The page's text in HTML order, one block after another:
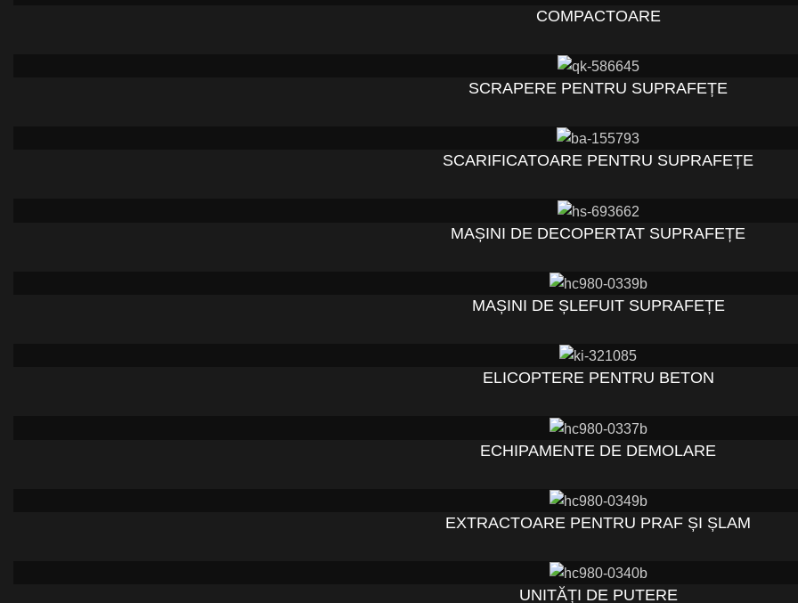
COMPACTOARE
SCRAPERE PENTRU SUPRAFEȚE
SCARIFICATOARE PENTRU SUPRAFEȚE
MAȘINI DE DECOPERTAT SUPRAFEȚE
MAȘINI DE ȘLEFUIT SUPRAFEȚE
ELICOPTERE PENTRU BETON
ECHIPAMENTE DE DEMOLARE
EXTRACTOARE PENTRU PRAF ȘI ȘLAM
UNITĂȚI DE PUTERE